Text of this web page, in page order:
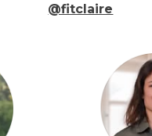
@fitclaire